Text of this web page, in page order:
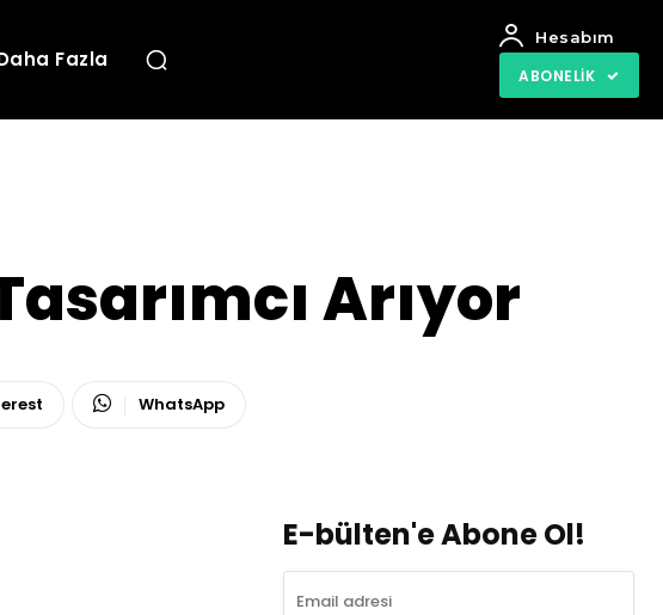
Fazla
Hesabım
ABONELIK
Arıyor
WhatsApp
E-bülten'e Abone Ol!